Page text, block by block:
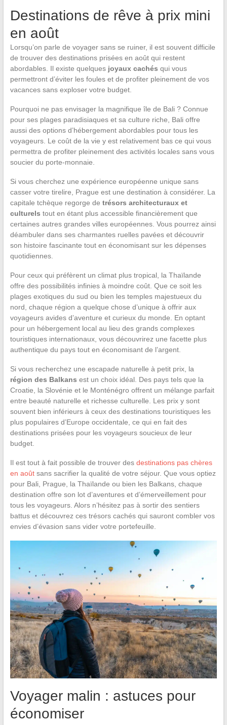
Destinations de rêve à prix mini
en août
Lorsqu’on parle de voyager sans se ruiner, il est souvent difficile
de trouver des destinations prisées en août qui restent
abordables. Il existe quelques joyaux cachés qui vous
permettront d’éviter les foules et de profiter pleinement de vos
vacances sans exploser votre budget.
Pourquoi ne pas envisager la magnifique île de Bali ? Connue
pour ses plages paradisiaques et sa culture riche, Bali offre
aussi des options d’hébergement abordables pour tous les
voyageurs. Le coût de la vie y est relativement bas ce qui vous
permettra de profiter pleinement des activités locales sans vous
soucier du porte-monnaie.
Si vous cherchez une expérience européenne unique sans
casser votre tirelire, Prague est une destination à considérer. La
capitale tchèque regorge de trésors architecturaux et
culturels tout en étant plus accessible financièrement que
certaines autres grandes villes européennes. Vous pourrez ainsi
déambuler dans ses charmantes ruelles pavées et découvrir
son histoire fascinante tout en économisant sur les dépenses
quotidiennes.
Pour ceux qui préfèrent un climat plus tropical, la Thaïlande
offre des possibilités infinies à moindre coût. Que ce soit les
plages exotiques du sud ou bien les temples majestueux du
nord, chaque région a quelque chose d’unique à offrir aux
voyageurs avides d’aventure et curieux du monde. En optant
pour un hébergement local au lieu des grands complexes
touristiques internationaux, vous découvrirez une facette plus
authentique du pays tout en économisant de l’argent.
Si vous recherchez une escapade naturelle à petit prix, la
région des Balkans est un choix idéal. Des pays tels que la
Croatie, la Slovénie et le Monténégro offrent un mélange parfait
entre beauté naturelle et richesse culturelle. Les prix y sont
souvent bien inférieurs à ceux des destinations touristiques les
plus populaires d’Europe occidentale, ce qui en fait des
destinations prisées pour les voyageurs soucieux de leur
budget.
Il est tout à fait possible de trouver des destinations pas chères
en aoûtsans sacrifier la qualité de votre séjour. Que vous optiez
pour Bali, Prague, la Thaïlande ou bien les Balkans, chaque
destination offre son lot d’aventures et d’émerveillement pour
tous les voyageurs. Alors n’hésitez pas à sortir des sentiers
battus et découvrez ces trésors cachés qui sauront combler vos
envies d’évasion sans vider votre portefeuille.
Voyager malin : astuces pour
économiser